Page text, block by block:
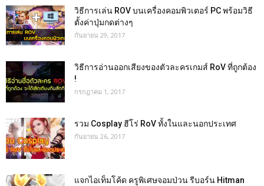
วิธีการเล่น ROV บนเครื่องคอมพิวเตอร์ PC พร้อมวิธี
ตั้งค่าปุ่มกดต่างๆ
กันยายน 29, 2017
วิธีการอ่านออกเสียงของตัวละครเกมส์ RoV ที่ถูกต้อง
!
กรกฎาคม 1, 2017
รวม Cosplay ฮีโร่ RoV ทั้งในและนอกประเทศ
กันยายน 26, 2017
แจกไอเท็มโค้ด ครูพิเศษจอมป่วน รีบอร์น Hitman